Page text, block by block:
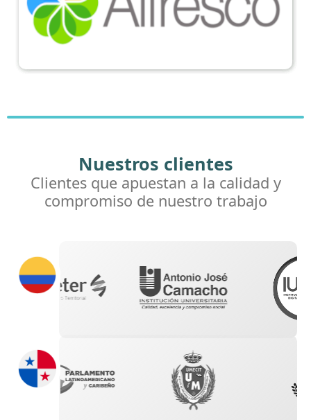
Nuestros clientes
Clientes que apuestan a la calidad y
compromiso de nuestro trabajo